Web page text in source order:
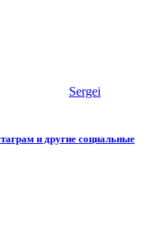
Sergei
и другие социальные